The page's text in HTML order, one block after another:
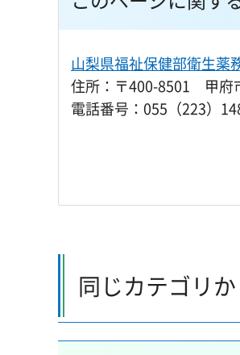
山梨県福祉保健部衛生薬
住所：〒400-8501 甲府
電話番号：055（223）
同じカテゴリ